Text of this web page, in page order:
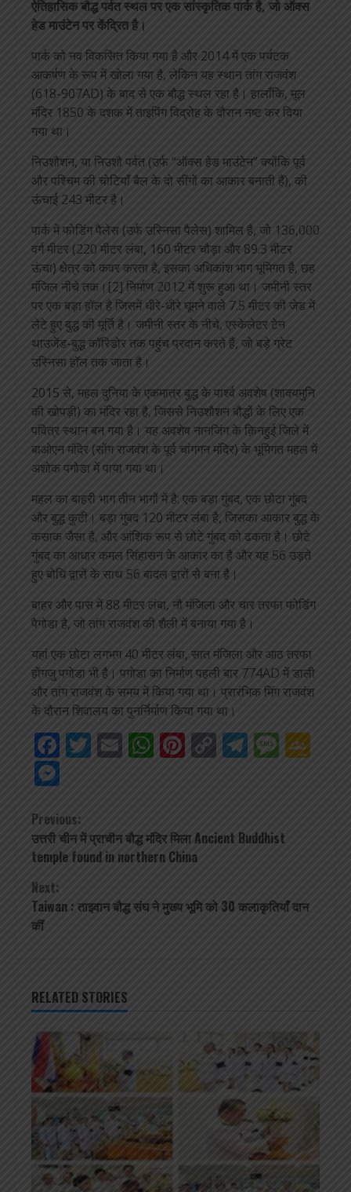
ऐतिहासिक बौद्ध पर्वत स्थल पर एक सांस्कृतिक पार्क है, जो ऑक्स
हेड माउंटेन पर केंद्रित है।
पार्क को नव विकसित किया गया है और 2014 में एक पर्यटक
आकर्षण के रूप में खोला गया है, लेकिन यह स्थान तांग राजवंश
(618-907AD) के बाद से एक बौद्ध स्थल रहा है। हालाँकि, मूल
मंदिर 1850 के दशक में ताइपिंग विद्रोह के दौरान नष्ट कर दिया
गया था।
निउशौशन, या निउशौ पर्वत (उर्फ “ऑक्स हेड माउंटेन” क्योंकि पूर्व
और पश्चिम की चोटियाँ बैल के दो सींगों का आकार बनाती हैं), की
ऊंचाई 243 मीटर है।
पार्क में फोडिंग पैलेस (उर्फ उस्निसा पैलेस) शामिल है, जो 136,000
वर्ग मीटर (220 मीटर लंबा, 160 मीटर चौड़ा और 89.3 मीटर
ऊंचा) क्षेत्र को कवर करता है, इसका अधिकांश भाग भूमिगत है, छह
मंजिल नीचे तक।[2] निर्माण 2012 में शुरू हुआ था। जमीनी स्तर
पर एक बड़ा हॉल है जिसमें धीरे-धीरे घूमने वाले 7.5 मीटर की जेड में
लेटे हुए बुद्ध की मूर्ति है। जमीनी स्तर के नीचे, एस्केलेटर टेन
थाउजेंड-बुद्ध कॉरिडोर तक पहुंच प्रदान करते हैं, जो बड़े ग्रेट
उस्निसा हॉल तक जाता है।
2015 से, महल दुनिया के एकमात्र बुद्ध के पार्श्व अवशेष (शाक्यमुनि
की खोपड़ी) का मंदिर रहा है, जिससे निउशौशन बौद्धों के लिए एक
पवित्र स्थान बन गया है। यह अवशेष नानजिंग के क़िनहुई जिले में
बाओएन मंदिर (सोंग राजवंश के पूर्व चांगगन मंदिर) के भूमिगत महल में
अशोक पगोडा में पाया गया था।
महल का बाहरी भाग तीन भागों में है: एक बड़ा गुंबद, एक छोटा गुंबद
और बुद्ध कुटी। बड़ा गुंबद 120 मीटर लंबा है, जिसका आकार बुद्ध के
कसाक जैसा है, और आंशिक रूप से छोटे गुंबद को ढकता है। छोटे
गुंबद का आधार कमल सिंहासन के आकार का है और यह 56 उड़ते
हुए बोधि द्वारों के साथ 56 बादल द्वारों से बना है।
बाहर और पास में 88 मीटर लंबा, नौ मंजिला और चार तरफा फोडिंग
पैगोडा है, जो तांग राजवंश की शैली में बनाया गया है।
यहां एक छोटा लगभग 40 मीटर लंबा, सात मंजिला और आठ तरफा
होंगजु पगोडा भी है। पगोडा का निर्माण पहली बार 774AD में डाली
और तांग राजवंश के समय में किया गया था। प्रारंभिक मिंग राजवंश
के दौरान शिवालय का पुनर्निर्माण किया गया था।
Facebook
Twitter
EmailWhatsApp
Pinterest
Copy
Continue
Reading
Previous:
उत्तरी चीन में प्राचीन बौद्ध मंदिर मिला Ancient Buddhist
temple found in northern China
Next:
Taiwan : ताइवान बौद्ध संघ ने मुख्य भूमि को 30 कलाकृतियाँ दान
कीं
RELATED STORIES